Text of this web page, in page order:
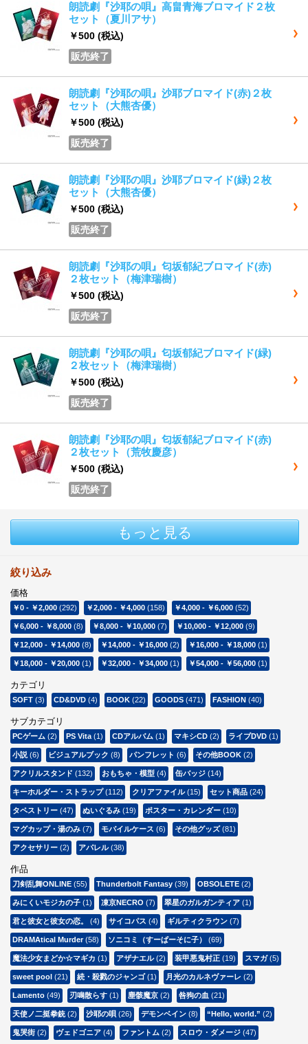
朗読劇『沙耶の唄』高畠青海ブロマイド２枚
セット（夏川アサ）
￥500 (税込)
販売終了
朗読劇『沙耶の唄』沙耶ブロマイド(赤)２枚
セット（大熊杏優）
￥500 (税込)
販売終了
朗読劇『沙耶の唄』沙耶ブロマイド(緑)２枚
セット（大熊杏優）
￥500 (税込)
販売終了
朗読劇『沙耶の唄』匂坂郁紀ブロマイド(赤)
２枚セット（梅津瑞樹）
￥500 (税込)
販売終了
朗読劇『沙耶の唄』匂坂郁紀ブロマイド(緑)
２枚セット（梅津瑞樹）
￥500 (税込)
販売終了
朗読劇『沙耶の唄』匂坂郁紀ブロマイド(赤)
２枚セット（荒牧慶彦）
￥500 (税込)
販売終了
もっと見る
絞り込み
価格
￥0 - ￥2,000 (292) ￥2,000 - ￥4,000 (158) ￥4,000 - ￥6,000 (52)
￥6,000 - ￥8,000 (8) ￥8,000 - ￥10,000 (7) ￥10,000 - ￥12,000 (9)
￥12,000 - ￥14,000 (8) ￥14,000 - ￥16,000 (2) ￥16,000 - ￥18,000 (1)
￥18,000 - ￥20,000 (1) ￥32,000 - ￥34,000 (1) ￥54,000 - ￥56,000 (1)
カテゴリ
SOFT (3) CD&DVD (4) BOOK (22) GOODS (471) FASHION (40)
サブカテゴリ
PCゲーム (2) PS Vita (1) CDアルバム (1) マキシCD (2) ライブDVD (1)
小説 (6) ビジュアルブック (8) パンフレット (6) その他BOOK (2)
アクリルスタンド (132) おもちゃ・模型 (4) 缶バッジ (14)
キーホルダー・ストラップ(112) クリアファイル(15) セット商品 (24)
タペストリー (47) ぬいぐるみ (19) ポスター・カレンダー (10)
マグカップ・湯のみ (7) モバイルケース (6) その他グッズ(81)
アクセサリー (2) アパレル(38)
作品
刀剣乱舞ONLINE (55) Thunderbolt Fantasy (39) OBSOLETE (2)
みにくいモジカの子 (1) 凍京NECRO (7) 翠星のガルガンティア (1)
君と彼女と彼女の恋。 (4) サイコパス (4) ギルティクラウン (7)
DRAMAtical Murder(58) ソニコミ（すーぱーそに子） (69)
魔法少女まどか☆マギカ (1) アザナエル(2) 装甲悪鬼村正 (19) スマガ(5)
sweet pool (21) 続・殺戮のジャンゴ(1) 月光のカルネヴァーレ (2)
Lamento (49) 刃鳴散らす (1) 塵骸魔京 (2) 咎狗の血 (21)
天使ノ二挺拳銃 (2) 沙耶の唄 (26) デモンベイン (8) “Hello, world.” (2)
鬼哭街 (2) ヴェドゴニア (4) ファントム (2) スロウ・ダメージ (47)